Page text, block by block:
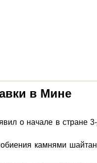
в Мине
о начале в стране
камнями